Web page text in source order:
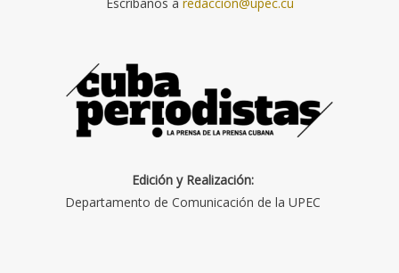
Escríbanos a redaccion@upec.cu
Edición y Realización:
Departamento de Comunicación de la UPEC